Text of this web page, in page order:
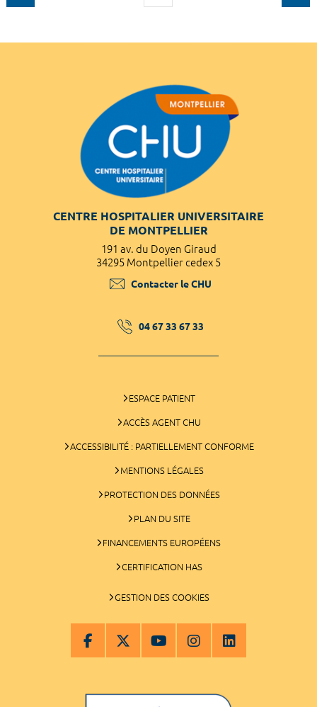
CENTRE HOSPITALIER UNIVERSITAIRE
DE MONTPELLIER
191 av. du Doyen Giraud
34295 Montpellier cedex 5
Contacter le CHU
04 67 33 67 33
ESPACE PATIENT
ACCÈS AGENT CHU
ACCESSIBILITÉ : PARTIELLEMENT CONFORME
MENTIONS LÉGALES
PROTECTION DES DONNÉES
PLAN DU SITE
FINANCEMENTS EUROPÉENS
CERTIFICATION HAS
GESTION DES COOKIES